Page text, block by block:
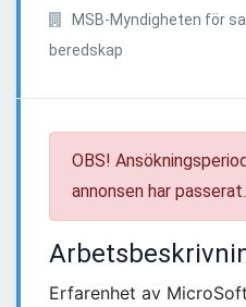
MSB-Myndigheten för
beredskap
OBS!
annonsen har passerat.
Erfarenhet av